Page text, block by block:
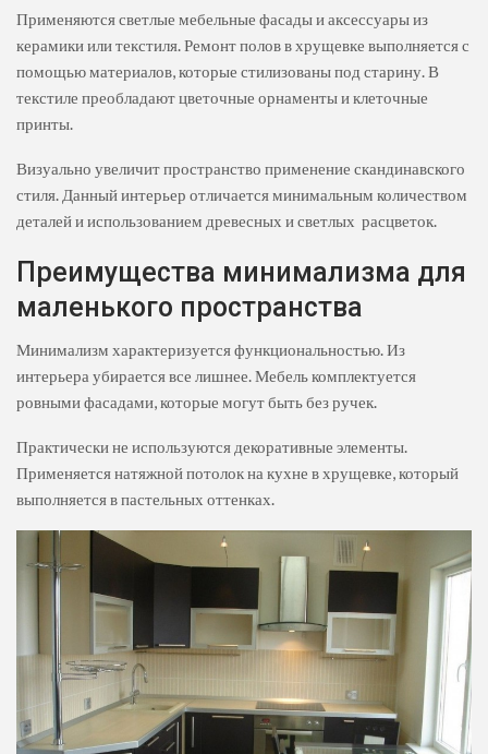
Применяются светлые мебельные фасады и аксессуары из
керамики или текстиля. Ремонт полов в хрущевке выполняется с
помощью материалов, которые стилизованы под старину. В
текстиле преобладают цветочные орнаменты и клеточные
принты.
Визуально увеличит пространство применение скандинавского
стиля. Данный интерьер отличается минимальным количеством
деталей и использованием древесных и светлых расцветок.
Преимущества минимализма для
маленького пространства
Минимализм характеризуется функциональностью. Из
интерьера убирается все лишнее. Мебель комплектуется
ровными фасадами, которые могут быть без ручек.
Практически не используются декоративные элементы.
Применяется натяжной потолок на кухне в хрущевке, который
выполняется в пастельных оттенках.